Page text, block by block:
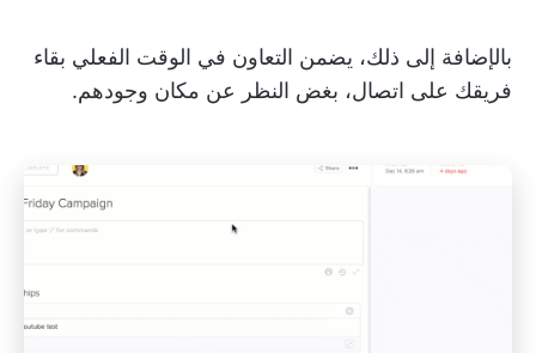
بالإضافة إلى ذلك، يضمن التعاون في الوقت الفعلي بقاء
فريقك على اتصال، بغض النظر عن مكان وجودهم.